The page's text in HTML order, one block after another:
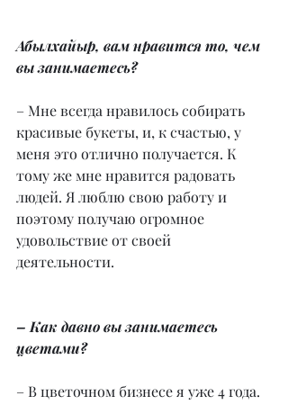
Абылхайыр, вам нравится то, чем
вы занимаетесь?
– Мне всегда нравилось собирать
красивые букеты, и, к счастью, у
меня это отлично получается. К
тому же мне нравится радовать
людей. Я люблю свою работу и
поэтому получаю огромное
удовольствие от своей
деятельности.
– Как давно вы занимаетесь
цветами?
– В цветочном бизнесе я уже 4 года.